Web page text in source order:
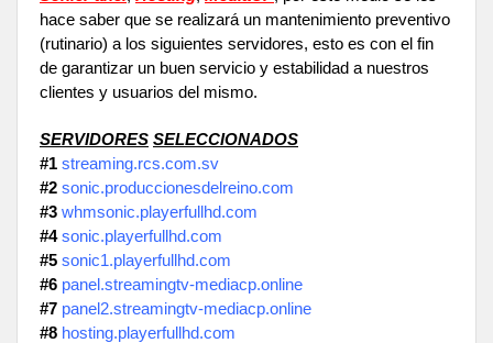
hace saber que se realizará un mantenimiento preventivo
(rutinario) a los siguientes servidores, esto es con el fin
de garantizar un buen servicio y estabilidad a nuestros
clientes y usuarios del mismo.
SERVIDORES SELECCIONADOS
#1 streaming.rcs.com.sv
#2 sonic.produccionesdelreino.com
#3 whmsonic.playerfullhd.com
#4 sonic.playerfullhd.com
#5 sonic1.playerfullhd.com
#6 panel.streamingtv-mediacp.online
#7 panel2.streamingtv-mediacp.online
#8 hosting.playerfullhd.com